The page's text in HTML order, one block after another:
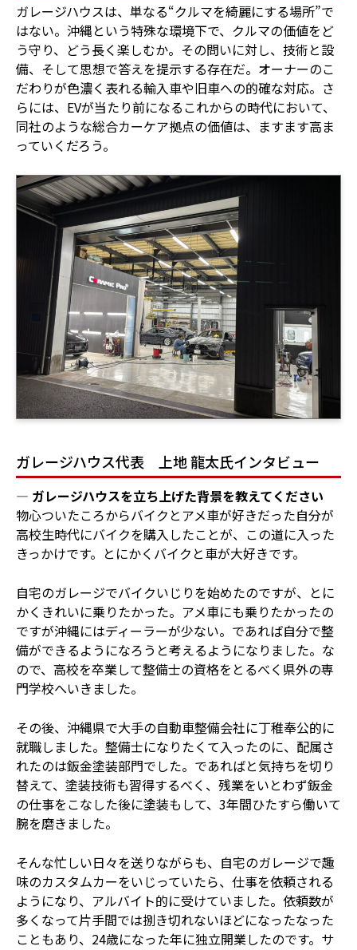
ガレージハウスは、単なる“クルマを綺麗にする場所”で
はない。沖縄という特殊な環境下で、クルマの価値をど
う守り、どう長く楽しむか。その問いに対し、技術と設
備、そして思想で答えを提示する存在だ。オーナーのこ
だわりが色濃く表れる輸入車や旧車への的確な対応。さ
らには、EVが当たり前になるこれからの時代において、
同社のような総合カーケア拠点の価値は、ますます高ま
っていくだろう。
ガレージハウス代表 上地 龍太氏インタビュー
― ガレージハウスを立ち上げた背景を教えてください
物心ついたころからバイクとアメ車が好きだった自分が
高校生時代にバイクを購入したことが、この道に入った
きっかけです。とにかくバイクと車が大好きです。
自宅のガレージでバイクいじりを始めたのですが、とに
かくきれいに乗りたかった。アメ車にも乗りたかったの
ですが沖縄にはディーラーが少ない。であれば自分で整
備ができるようになろうと考えるようになりました。な
ので、高校を卒業して整備士の資格をとるべく県外の専
門学校へいきました。
その後、沖縄県で大手の自動車整備会社に丁稚奉公的に
就職しました。整備士になりたくて入ったのに、配属さ
れたのは鈑金塗装部門でした。であればと気持ちを切り
替えて、塗装技術も習得するべく、残業をいとわず鈑金
の仕事をこなした後に塗装もして、3年間ひたすら働いて
腕を磨きました。
そんな忙しい日々を送りながらも、自宅のガレージで趣
味のカスタムカーをいじっていたら、仕事を依頼される
ようになり、アルバイト的に受けていました。依頼数が
多くなって片手間では捌き切れないほどになったなった
こともあり、24歳になった年に独立開業したのです。サ